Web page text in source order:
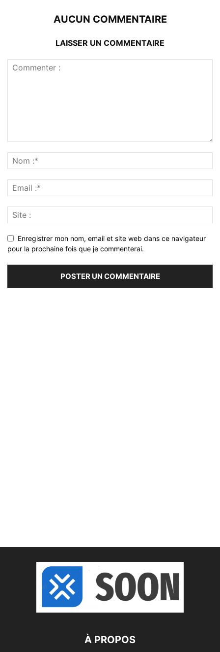
AUCUN COMMENTAIRE
LAISSER UN COMMENTAIRE
Enregistrer mon nom, email et site web dans ce navigateur
pour la prochaine fois que je commenterai.
À PROPOS